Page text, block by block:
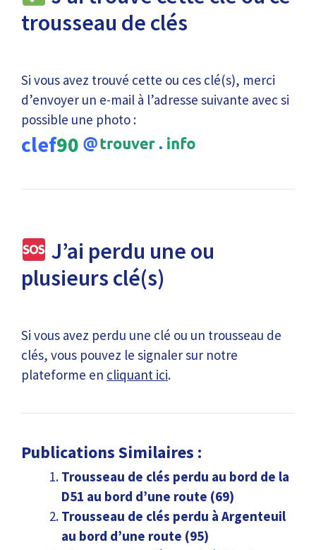
trousseau de clés
Si vous avez trouvé cette ou ces clé(s), merci
d’envoyer un e-mail à l’adresse suivante avec si
possible une photo :
clef90
J’ai perdu une ou
plusieurs clé(s)
Si vous avez perdu une clé ou un trousseau de
clés, vous pouvez le signaler sur notre
plateforme en cliquant ici.
Publications Similaires :
Trousseau de clés perdu au bord de la
D51 au bord d’une route (69)
Trousseau de clés perdu à Argenteuil
au bord d’une route (95)